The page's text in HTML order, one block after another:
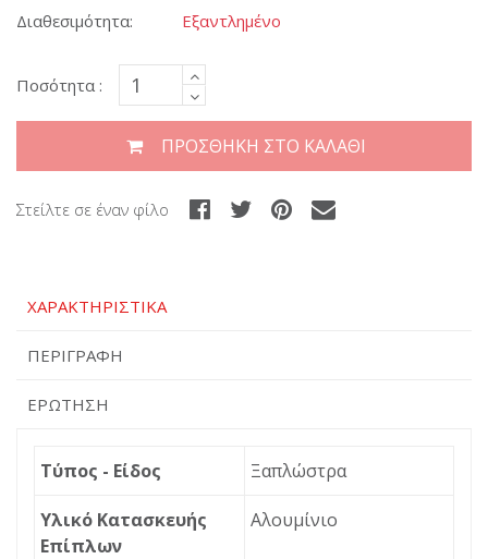
Διαθεσιμότητα: Εξαντλημένο
Ποσότητα :
ΠΡΟΣΘΉΚΗ ΣΤΟ ΚΑΛΆΘΙ
Στείλτε σε έναν φίλο
ΧΑΡΑΚΤΗΡΙΣΤΙΚΆ
ΠΕΡΙΓΡΑΦΉ
ΕΡΏΤΗΣΗ
Τύπος - Είδος Ξαπλώστρα
Υλικό Κατασκευής
Επίπλων
Αλουμίνιο